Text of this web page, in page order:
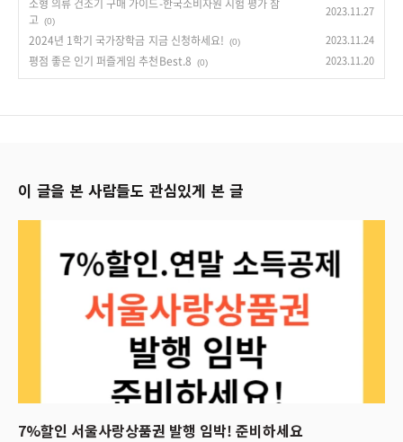
소형 의류 건조기 구매 가이드-한국소비자원 시험 평가 참
고 (0)
2023.11.27
2024년 1학기 국가장학금 지금 신청하세요! (0) 2023.11.24
평점 좋은 인기 퍼즐게임 추천Best.8 (0) 2023.11.20
이 글을 본 사람들도 관심있게 본 글
7%할인 서울사랑상품권 발행 임박! 준비하세요